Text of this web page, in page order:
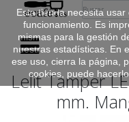
Lelit Tamper
mm.
Esta tienda necesita
funcionamiento. Es
mismas para la gestión
nuestras estadísticas. En
ese uso, cierra la página,
cookies, puede